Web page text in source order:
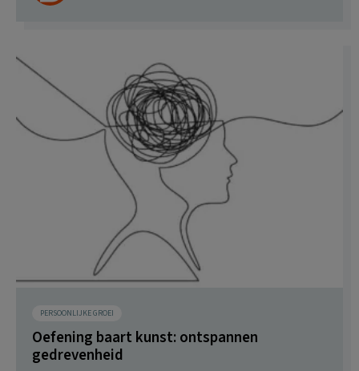
PERSOONLIJKE GROEI
Oefening baart kunst: ontspannen
gedrevenheid